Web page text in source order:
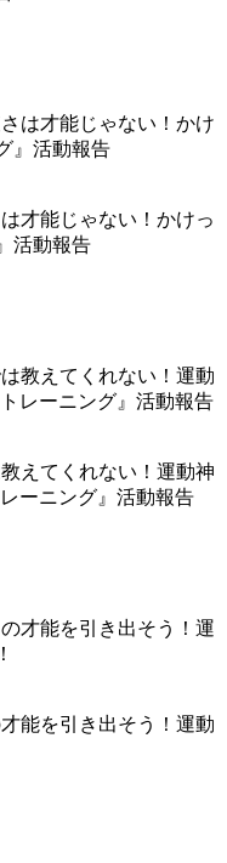
才能じゃない！かけっ
活動報告
えてくれない！運動神
ーニング』活動報告
能を引き出そう！運動